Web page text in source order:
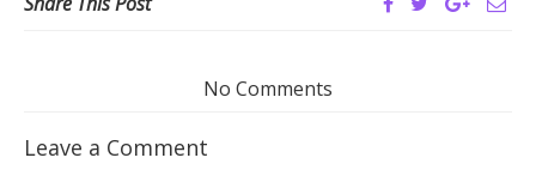
No Comments
Leave a Comment